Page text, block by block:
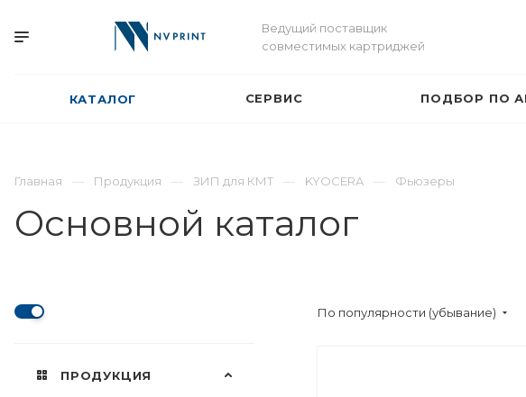
Ведущий поставщик
совместимых картриджей
КАТАЛОГ СЕРВИС ПОДБОР ПО
Главная Продукция ЗИП для КМТ KYOCERA Фьюзеры
Основной каталог
ПРОДУКЦИЯ
По популярности (убывание)